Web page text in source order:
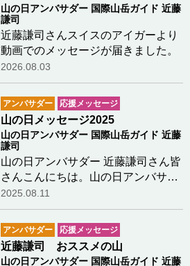
山の日アンバサダー 国際山岳ガイド 近藤
謙司
近藤謙司さんスイスのアイガーより
動画でのメッセージが届きました。
2026.08.03
アンバサダー 応援メッセージ
山の日メッセージ2025
山の日アンバサダー 国際山岳ガイド 近藤
謙司
山の日アンバサダー 近藤謙司さん皆
さんこんにちは。山の日アンバサダ
ーで国際山岳ガイドの近藤です。本
日8月11日は「山の日」。山の恵み
に感謝し、その魅力や価値を次世代
へ伝える日です。全国各地で様々な
催しが行われて…つづきを読む
2025.08.11
アンバサダー 応援メッセージ
近藤謙司 おススメの山
山の日アンバサダー 国際山岳ガイド 近藤